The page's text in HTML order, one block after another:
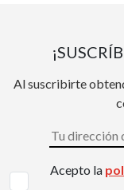
Al suscribirte
Acepto la